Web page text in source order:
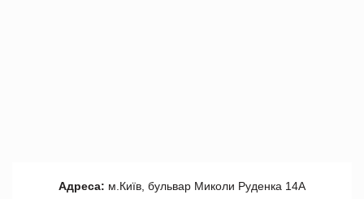
Адреса: м.Київ, бульвар Миколи Руденка 14А